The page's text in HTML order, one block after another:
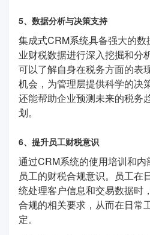
5、数据分析与决策支持
集成式CRM系统具备强大的
业财税数据进行深入挖掘和分
可以了解自身在税务方面的表
机会，为管理层提供科学的决
还能帮助企业预测未来的税务
划。
6、提升员工财税意识
通过CRM系统的使用培训和
员工的财税合规意识。员工在
统处理客户信息和交易数据时
合规的相关要求，从而在日常
定。